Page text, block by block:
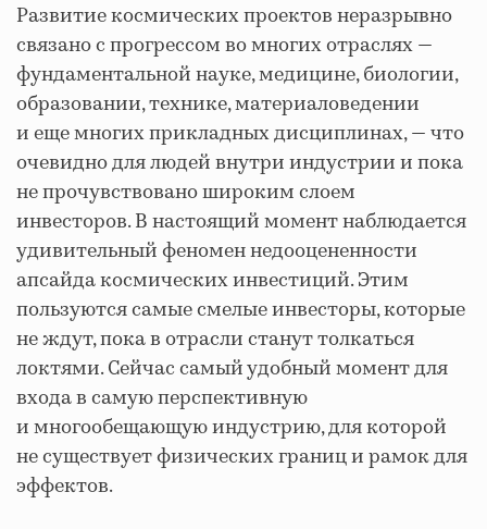
Развитие космических проектов неразрывно
связано с прогрессом во многих отраслях —
фундаментальной науке, медицине, биологии,
образовании, технике, материаловедении
и еще многих прикладных дисциплинах, — что
очевидно для людей внутри индустрии и пока
не прочувствовано широким слоем
инвесторов. В настоящий момент наблюдается
удивительный феномен недооцененности
апсайда космических инвестиций. Этим
пользуются самые смелые инвесторы, которые
не ждут, пока в отрасли станут толкаться
локтями. Сейчас самый удобный момент для
входа в самую перспективную
и многообещающую индустрию, для которой
не существует физических границ и рамок для
эффектов.